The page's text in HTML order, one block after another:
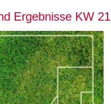
Ergebnisse KW 21